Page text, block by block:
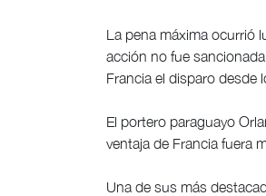
La pena máxima ocurrió
acción no fue
Francia el disparo desde
El portero paraguayo
ventaja de Francia fuera
Una de sus más